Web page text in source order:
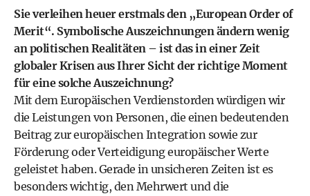
Sie verleihen heuer erstmals den „European Order of
Merit“. Symbolische Auszeichnungen ändern wenig
an politischen Realitäten – ist das in einer Zeit
globaler Krisen aus Ihrer Sicht der richtige Moment
für eine solche Auszeichnung?
Mit dem Europäischen Verdienstorden würdigen wir
die Leistungen von Personen, die einen bedeutenden
Beitrag zur europäischen Integration sowie zur
Förderung oder Verteidigung europäischer Werte
geleistet haben. Gerade in unsicheren Zeiten ist es
besonders wichtig, den Mehrwert und die